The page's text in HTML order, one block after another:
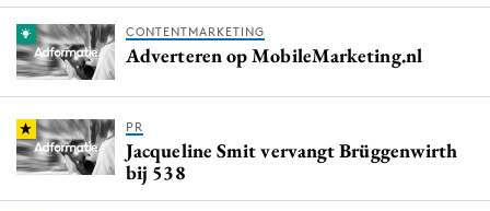
CONTENTMARKETING
Adverteren op MobileMarketing.nl
PR
Jacqueline Smit vervangt Brüggenwirth
bij 538